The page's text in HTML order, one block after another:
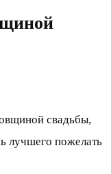
свадьбы,
лучшего пожелать